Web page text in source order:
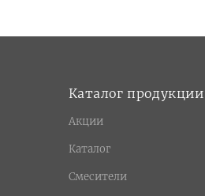
Каталог продукции
Акции
Каталог
Смесители